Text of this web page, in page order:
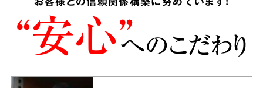
“安心”へのこだわり